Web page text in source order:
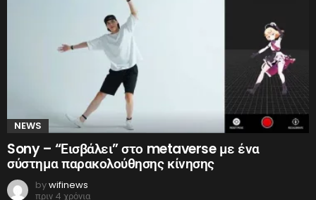
NEWS
Sony – “Εισβάλει” στο metaverse με ένα
σύστημα παρακολούθησης κίνησης
bywifinews
πριν 4 χρόνια